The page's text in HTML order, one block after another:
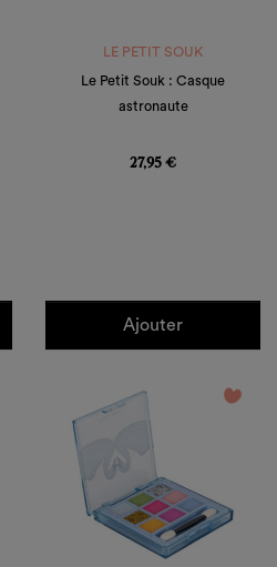
LE PETIT SOUK
Le Petit Souk : Casque
astronaute
27,95 €
Ajouter
favorite_border